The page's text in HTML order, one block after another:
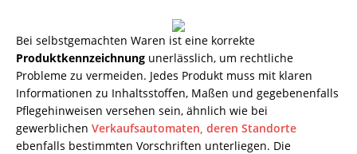
Bei selbstgemachten Waren ist eine korrekte
Produktkennzeichnung unerlässlich, um rechtliche
Probleme zu vermeiden. Jedes Produkt muss mit klaren
Informationen zu Inhaltsstoffen, Maßen und gegebenenfalls
Pflegehinweisen versehen sein, ähnlich wie bei
gewerblichen Verkaufsautomaten, deren Standorte
ebenfalls bestimmten Vorschriften unterliegen. Die